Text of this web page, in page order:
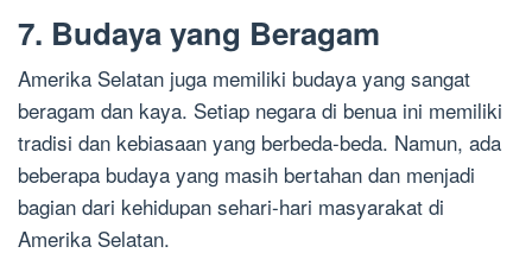
7. Budaya yang Beragam
Amerika Selatan juga memiliki budaya yang sangat
beragam dan kaya. Setiap negara di benua ini memiliki
tradisi dan kebiasaan yang berbeda-beda. Namun, ada
beberapa budaya yang masih bertahan dan menjadi
bagian dari kehidupan sehari-hari masyarakat di
Amerika Selatan.